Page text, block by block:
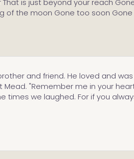
is just beyond your reach
of the moon Gone too soon
and friend. He loved and
"Remember me in your
we laughed. For if you